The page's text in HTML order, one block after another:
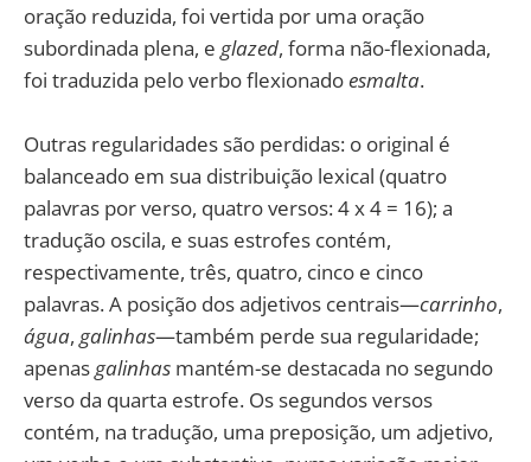
oração reduzida, foi vertida por uma oração
subordinada plena, e glazed, forma não-flexionada,
foi traduzida pelo verbo flexionadoesmalta.
Outras regularidades são perdidas: o original é
balanceado em sua distribuição lexical (quatro
palavras por verso, quatro versos: 4 x 4 = 16); a
tradução oscila, e suas estrofes contém,
respectivamente, três, quatro, cinco e cinco
palavras. A posição dos adjetivos centrais—carrinho,
água, galinhas—também perde sua regularidade;
apenasgalinhas mantém-se destacada no segundo
verso da quarta estrofe. Os segundos versos
contém, na tradução, uma preposição, um adjetivo,